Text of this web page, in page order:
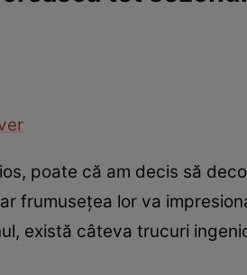
poate că am decis să
frumusețea lor va
există câteva trucuri